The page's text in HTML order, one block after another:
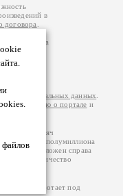
в
договора
авторам
возможна
за
на
персональных данных
информацию о портале и
100 тысяч
более полумиллиона
расположен справа
цифры: количество
Портал работает под